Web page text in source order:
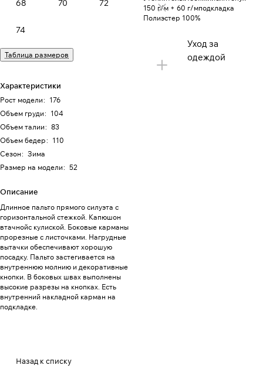
68 70 72
74
Таблица размеров
Характеристики
Рост модели: 176
Объем груди: 104
Объем талии: 83
Объем бедер: 110
Сезон: Зима
Размер на модели: 52
Описание
Длинное пальто прямого силуэта с
горизонтальной стежкой. Капюшон
втачнойс кулиской. Боковые карманы
прорезные с листочками. Нагрудные
вытачки обеспечивают хорошую
посадку. Пальто застегивается на
внутреннюю молнию и декоративные
кнопки. В боковых швах выполнены
высокие разрезы на кнопках. Есть
внутренний накладной карман на
подкладке.
150 г/м + 60 г/мподкладка
Полиэстер 100%
Уход за
одеждой
Назад к списку